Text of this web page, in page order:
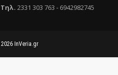
Τηλ. 2331 303 763 - 6942982745
2026 InVeria.gr